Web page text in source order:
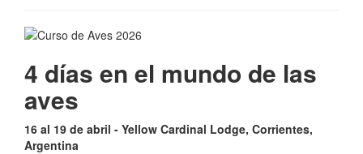
4 días en el mundo de las
aves
16 al 19 de abril - Yellow Cardinal Lodge, Corrientes,
Argentina